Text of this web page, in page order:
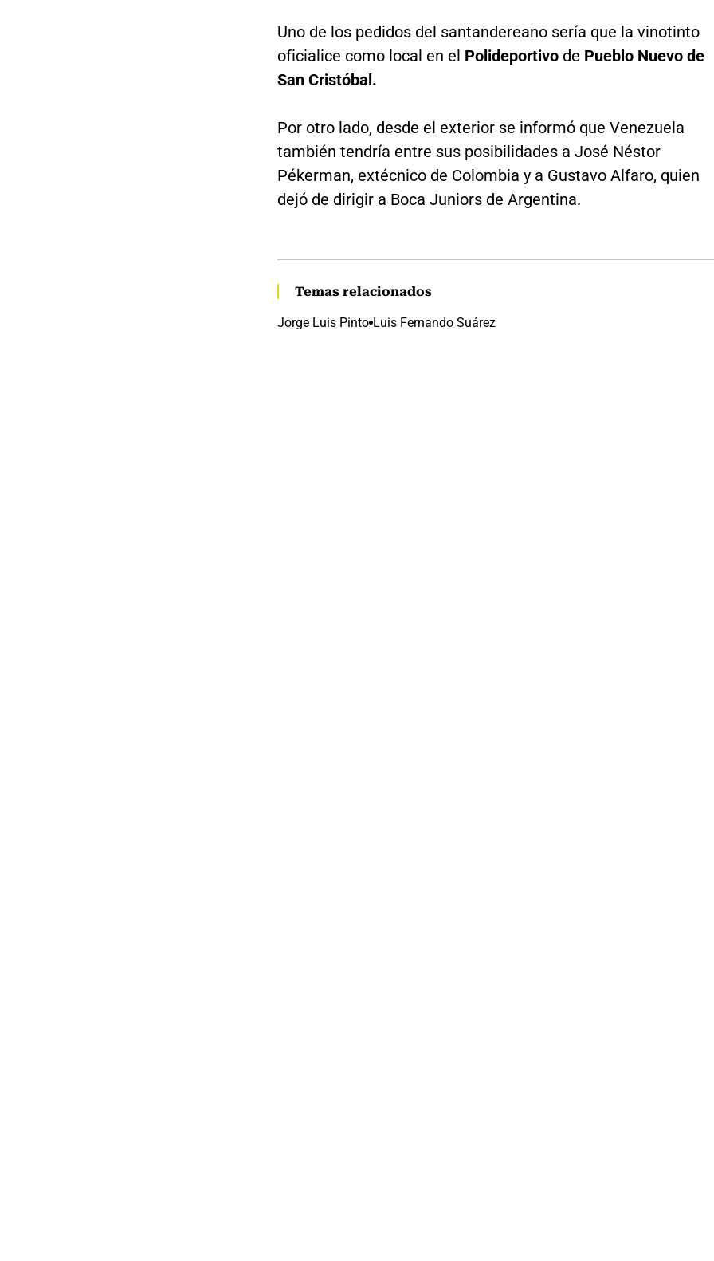
Uno de los pedidos del santandereano sería que la vinotinto
oficialice como local en el Polideportivo de Pueblo Nuevo de
San Cristóbal.
Por otro lado, desde el exterior se informó que Venezuela
también tendría entre sus posibilidades a José Néstor
Pékerman, extécnico de Colombia y a Gustavo Alfaro, quien
dejó de dirigir a Boca Juniors de Argentina.
Temas relacionados
Jorge Luis Pinto Luis Fernando Suárez